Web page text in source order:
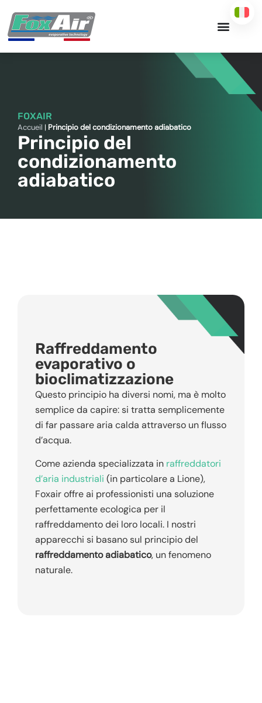
contenuto
FOXAIR
Accueil | Principio del condizionamento adiabatico
Principio del
condizionamento
adiabatico
Raffreddamento
evaporativo o
bioclimatizzazione
Questo principio ha diversi nomi, ma è molto
semplice da capire: si tratta semplicemente
di far passare aria calda attraverso un flusso
d’acqua.
Come azienda specializzata in raffreddatori
d’aria industriali (in particolare a Lione),
Foxair offre ai professionisti una soluzione
perfettamente ecologica per il
raffreddamento dei loro locali. I nostri
apparecchi si basano sul principio del
raffreddamento adiabatico, un fenomeno
naturale.